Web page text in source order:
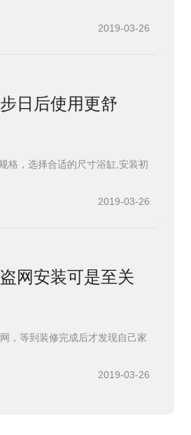
2019-03-26
日后使用更舒
格，选择合适的尺寸浴缸,安装初
2019-03-26
网安装可是至关
，等到装修完成后才发现自己家
2019-03-26